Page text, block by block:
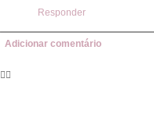
Responder
Adicionar comentário
🦸‍♀️